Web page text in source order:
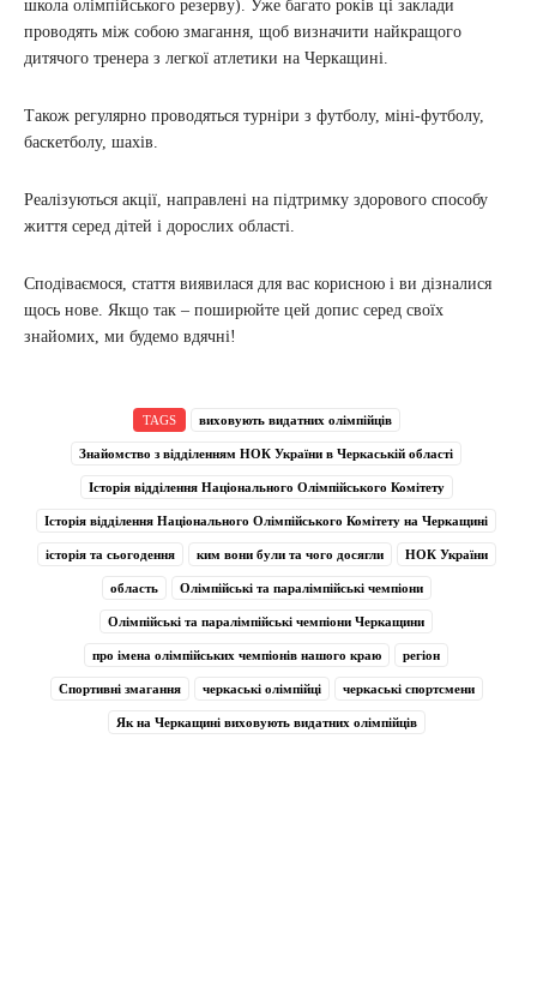
школа олімпійського резерву). Уже багато років ці заклади
проводять між собою змагання, щоб визначити найкращого
дитячого тренера з легкої атлетики на Черкащині.
Також регулярно проводяться турніри з футболу, міні-футболу,
баскетболу, шахів.
Реалізуються акції, направлені на підтримку здорового способу
життя серед дітей і дорослих області.
Сподіваємося, стаття виявилася для вас корисною і ви дізналися
щось нове. Якщо так – поширюйте цей допис серед своїх
знайомих, ми будемо вдячні!
TAGS виховують видатних олімпійців
Знайомство з відділенням НОК України в Черкаській області
Історія відділення Національного Олімпійського Комітету
Історія відділення Національного Олімпійського Комітету на Черкащині
історія та сьогодення ким вони були та чого досягли НОК України
область Олімпійські та паралімпійські чемпіони
Олімпійські та паралімпійські чемпіони Черкащини
про імена олімпійських чемпіонів нашого краю регіон
Спортивні змагання черкаські олімпійці черкаські спортсмени
Як на Черкащині виховують видатних олімпійців